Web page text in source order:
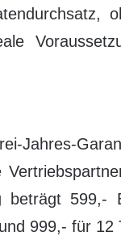
Jahres-
beträgt
999,- für 12